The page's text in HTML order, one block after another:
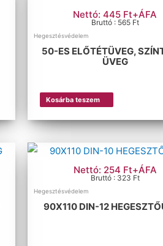
Nettó: 445 Ft+ÁFA
Bruttó : 565 Ft
Hegesztésvédelem
50-ES ELŐTÉTÜVEG,
ÜVEG
Kosárba teszem
Nettó: 254 Ft+ÁFA
Bruttó : 323 Ft
Hegesztésvédelem
90X110 DIN-12